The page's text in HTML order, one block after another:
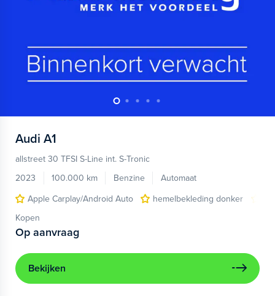
Audi A1
allstreet 30 TFSI S-Line int. S-Tronic
2023
100.000 km Benzine
Automaat
Apple Carplay/Android Auto
hemelbekleding donker
Kopen
Op aanvraag
Bekijken